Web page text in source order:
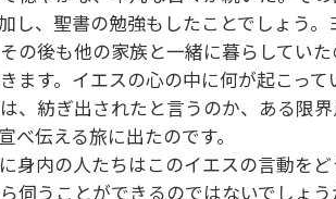
し、聖書の勉強もしたことでしょう
の後も他の家族と一緒に暮らしていた
ます。イエスの心の中に何が起こっ
、紡ぎ出されたと言うのか、ある限
べ伝える旅に出たのです。
身内の人たちはこのイエスの言動を
伺うことができるのではないでしょ